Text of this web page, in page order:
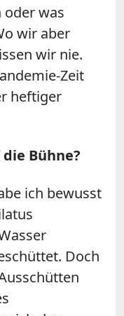
oder was
wir aber
wir nie.
Zeit
heftiger
Bühne?
ich bewusst
Doch